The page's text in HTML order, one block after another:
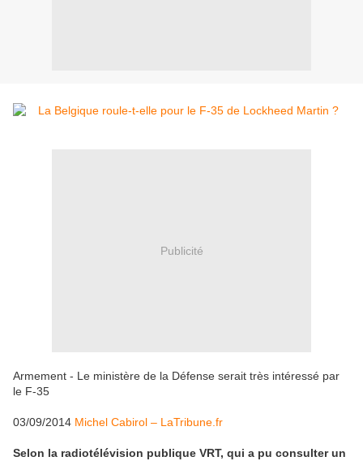
Publicité
Armement - Le ministère de la Défense serait très intéressé par
le F-35
03/09/2014 Michel Cabirol – LaTribune.fr
Selon la radiotélévision publique VRT, qui a pu consulter un